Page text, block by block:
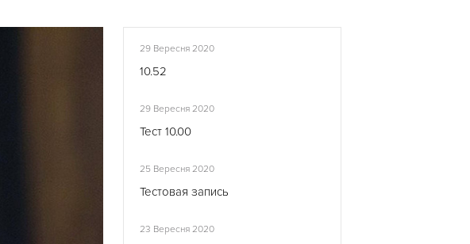
29 Вересня 2020
10.52
29 Вересня 2020
Тест 10.00
25 Вересня 2020
Тестовая запись
23 Вересня 2020